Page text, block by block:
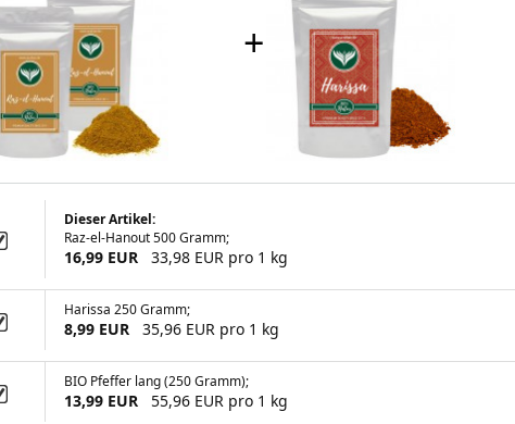
+
Dieser Artikel:
Raz-el-Hanout 500 Gramm;
16,99 EUR 33,98 EUR pro 1 kg
Harissa 250 Gramm;
8,99 EUR 35,96 EUR pro 1 kg
BIO Pfeffer lang (250 Gramm);
13,99 EUR 55,96 EUR pro 1 kg